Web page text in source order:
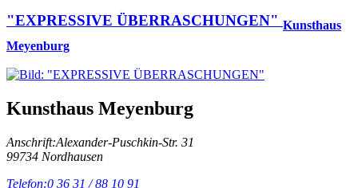
"EXPRESSIVE ÜBERRASCHUNGEN" Kunsthaus
Meyenburg
Kunsthaus Meyenburg
Anschrift:Alexander-Puschkin-Str. 31
99734 Nordhausen
Telefon:0 36 31 / 88 10 91